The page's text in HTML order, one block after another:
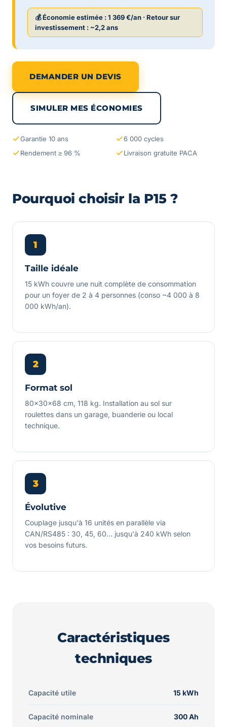
💰 Économie estimée :1 369 €/an · Retour sur
investissement : ~2,2 ans
DEMANDER UN DEVIS
SIMULER MES ÉCONOMIES
Garantie 10 ans
6 000 cycles
Rendement ≥ 96 %
Livraison gratuite PACA
Pourquoi choisir la P15 ?
1
Taille idéale
15 kWh couvre une nuit complète de consommation
pour un foyer de 2 à 4 personnes (conso ~4 000 à 8
000 kWh/an).
2
Format sol
80×30×68 cm, 118 kg. Installation au sol sur
roulettes dans un garage, buanderie ou local
technique.
3
Évolutive
Couplage jusqu'à 16 unités en parallèle via
CAN/RS485 : 30, 45, 60… jusqu'à 240 kWh selon
vos besoins futurs.
Caractéristiques
techniques
Capacité utile 15 kWh
Capacité nominale 300 Ah